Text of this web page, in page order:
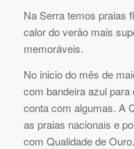
Na Serra temos praias
calor do verão mais
memoráveis.
No inicio do mês de
com bandeira azul
conta com algumas. A
as praias nacionais e
com Qualidade de Ouro.